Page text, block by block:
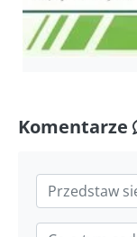
Komentarze